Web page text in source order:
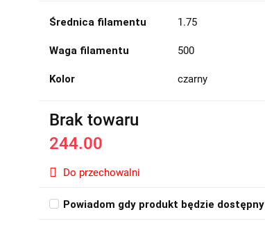
Średnica filamentu 1.75
Waga filamentu 500
Kolor czarny
Brak towaru
244.00
Do przechowalni
Powiadom gdy produkt będzie dostępny